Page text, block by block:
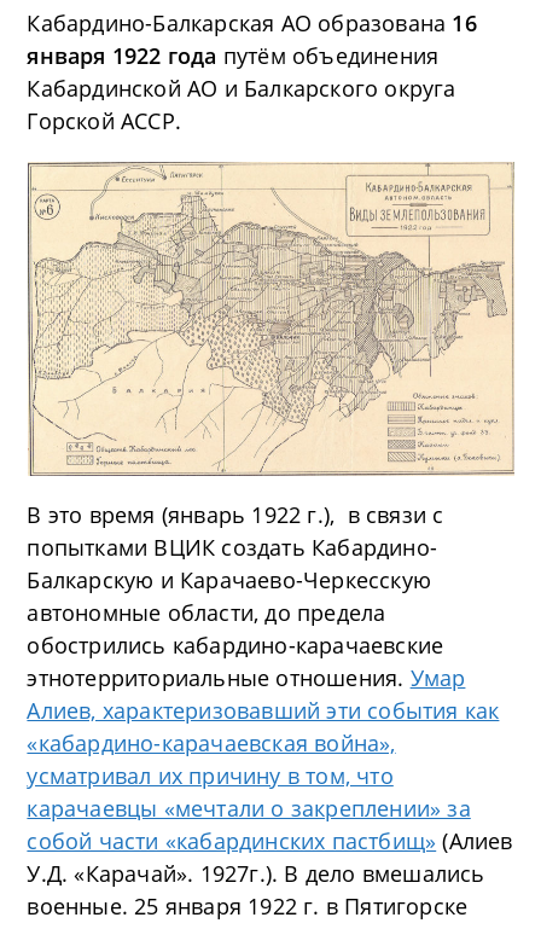
Кабардино-Балкарская АО образована 16
января 1922 года путём объединения
Кабардинской АО и Балкарского округа
Горской АССР.
В это время (январь 1922 г.), в связи с
попытками ВЦИК создать Кабардино-
Балкарскую и Карачаево-Черкесскую
автономные области, до предела
обострились кабардино-карачаевские
этнотерриториальные отношения. Умар
Алиев, характеризовавший эти события как
«кабардино-карачаевская война»,
усматривал их причину в том, что
карачаевцы «мечтали о закреплении» за
собой части «кабардинских пастбищ» (Алиев
У.Д. «Карачай». 1927г.). В дело вмешались
военные. 25 января 1922 г. в Пятигорске